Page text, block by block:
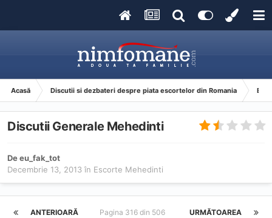
Acasă Discutii si dezbateri despre piata escortelor din Romania
Discutii Generale Mehedinti
Deeu_fak_tot
Decembrie 13, 2013 în Escorte Mehedinti
ANTERIOARĂ URMĂTOAREA
Pagina 316 din 506